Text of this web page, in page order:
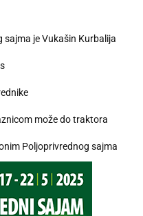
sajma je Vukašin Kurbalija
može do traktora
Poljoprivrednog sajma